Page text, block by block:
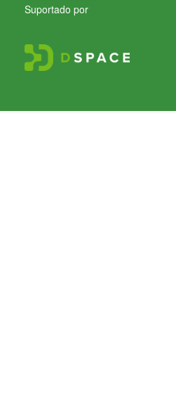
Suportado por